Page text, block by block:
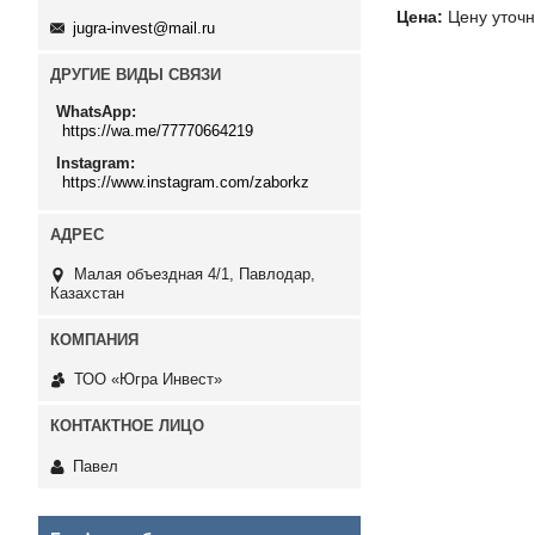
Цена: Цену
jugra-invest@mail.ru
ДРУГИЕ ВИДЫ СВЯЗИ
WhatsApp
https://wa.me/77770664219
Instagram
https://www.instagram.com/zaborkz
Малая объездная 4/1, Павлодар,
Казахстан
ТОО «Югра Инвест»
Павел